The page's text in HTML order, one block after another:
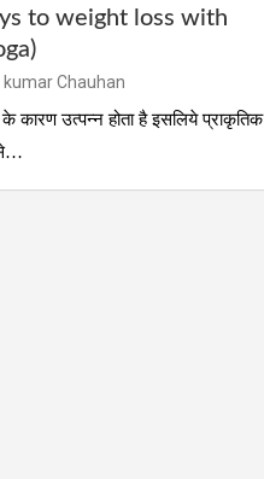
to weight loss with
kumar Chauhan
कारण उत्‍पन्‍न होता है इसलिये प्राकृतिक